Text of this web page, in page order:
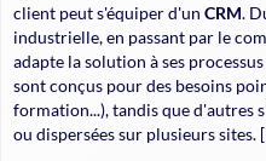
client peut s'équiper d'un CRM.
industrielle, en passant par le
adapte la solution à ses
sont conçus pour des besoins
formation...), tandis que d'autres
ou dispersées sur plusieurs sites. [